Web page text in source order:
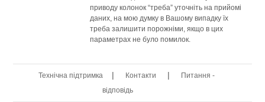
приводу колонок “треба” уточніть на прийомі
даних, на мою думку в Вашому випадку їх
треба залишити порожніми, якщо в цих
параметрах не було помилок.
Технічна підтримка | Контакти |
Питання -
відповідь